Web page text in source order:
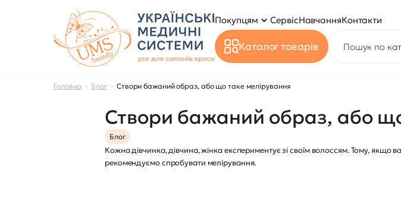
Покупцям СервісНавчанняКонтакти
Каталог товарів
Головна Блог Створи бажаний образ, або що таке мелірування
Створи бажаний образ, або
Блог
Кожна дівчинка, дівчина, жінка експериментує зі своїм волоссям. Тому, якщо
рекомендуємо спробувати мелірування.